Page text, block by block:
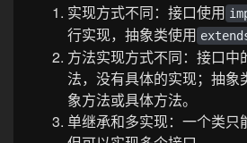
实现方式不同：接口使用
行实现，抽象类使用
方法实现方式不同：接口中
法，没有具体的实现；抽象
象方法或具体方法。
单继承和多实现：一个类只